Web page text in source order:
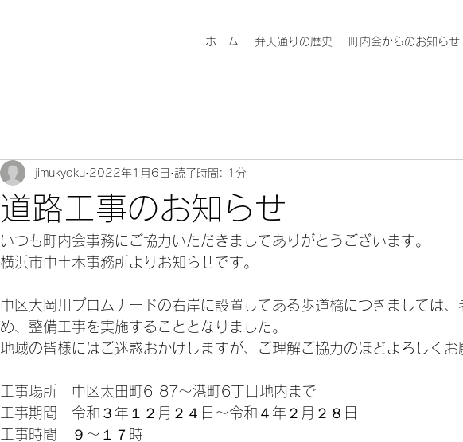
ホーム 弁天通りの歴史 町内会からのお知らせ
道路工事のお知らせ
jimukyoku 2022年1月6日 読了時間: 1分
いつも町内会事務にご協力いただきましてありがとうございます。
横浜市中土木事務所よりお知らせです。
中区大岡川プロムナードの右岸に設置してある歩道橋につきましては、
め、整備工事を実施することとなりました。
地域の皆様にはご迷惑おかけしますが、ご理解ご協力のほどよろしくお
工事場所　中区太田町6-87～港町6丁目地内まで
工事期間　令和３年１２月２４日～令和４年２月２８日
工事時間　９～１７時